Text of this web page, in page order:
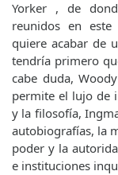
Yorker , de
reunidos en
quiere acabar de
tendría primero
cabe duda,
permite el lujo de
y la filosofía,
autobiografías, la
poder y la
e instituciones